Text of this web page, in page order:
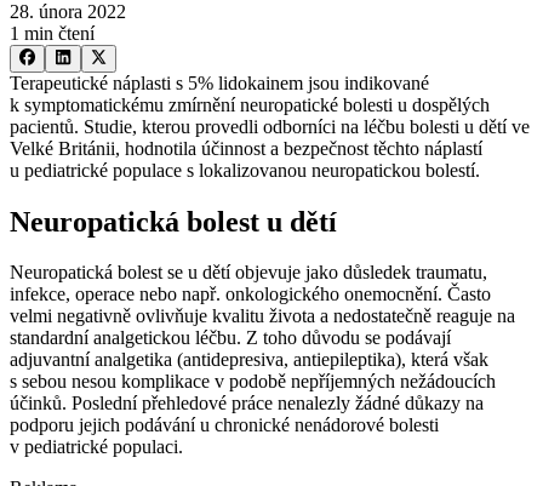
28. února 2022
1 min čtení
Terapeutické náplasti s 5% lidokainem jsou indikované
k symptomatickému zmírnění neuropatické bolesti u dospělých
pacientů. Studie, kterou provedli odborníci na léčbu bolesti u dětí ve
Velké Británii, hodnotila účinnost a bezpečnost těchto náplastí
u pediatrické populace s lokalizovanou neuropatickou bolestí.
Neuropatická bolest u dětí
Neuropatická bolest se u dětí objevuje jako důsledek traumatu,
infekce, operace nebo např. onkologického onemocnění. Často
velmi negativně ovlivňuje kvalitu života a nedostatečně reaguje na
standardní analgetickou léčbu. Z toho důvodu se podávají
adjuvantní analgetika (antidepresiva, antiepileptika), která však
s sebou nesou komplikace v podobě nepříjemných nežádoucích
účinků. Poslední přehledové práce nenalezly žádné důkazy na
podporu jejich podávání u chronické nenádorové bolesti
v pediatrické populaci.